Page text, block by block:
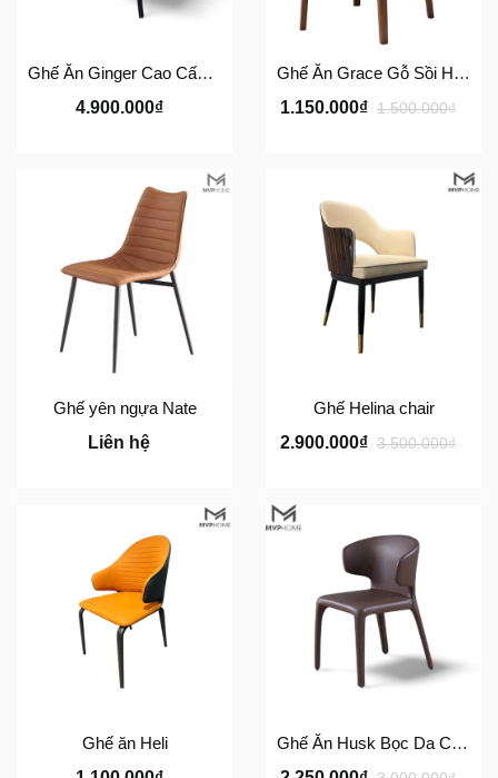
Ghế Ăn Ginger Cao Cấp Phong Cách Ý – Ghế Da Nhập Khẩu MVP HOME
4.900.000₫
Ghế Ăn Grace Gỗ Sồi Hiện Đại – Ghế Da Hàn Quốc Cao Cấp MVP HOME
1.150.000₫ 1.500.000₫
Ghế yên ngựa Nate
Liên hệ
Ghế Helina chair
2.900.000₫ 3.500.000₫
Ghế ăn Heli
Ghế Ăn Husk Bọc Da Cao Cấp - GH118